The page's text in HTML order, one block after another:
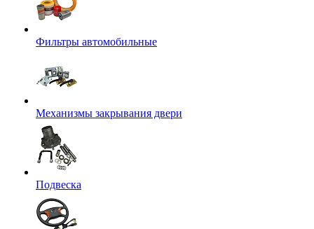
Фильтры автомобильные
Механизмы закрывания двери
Подвеска